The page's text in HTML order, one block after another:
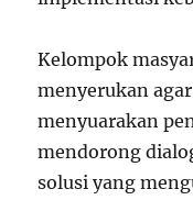
Kelompok
menyerukan
menyuarakan
mendorong
solusi yang